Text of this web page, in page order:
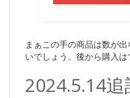
まぁこの手の商品は数が
いでしょう。後から購入は
2024.5.14追